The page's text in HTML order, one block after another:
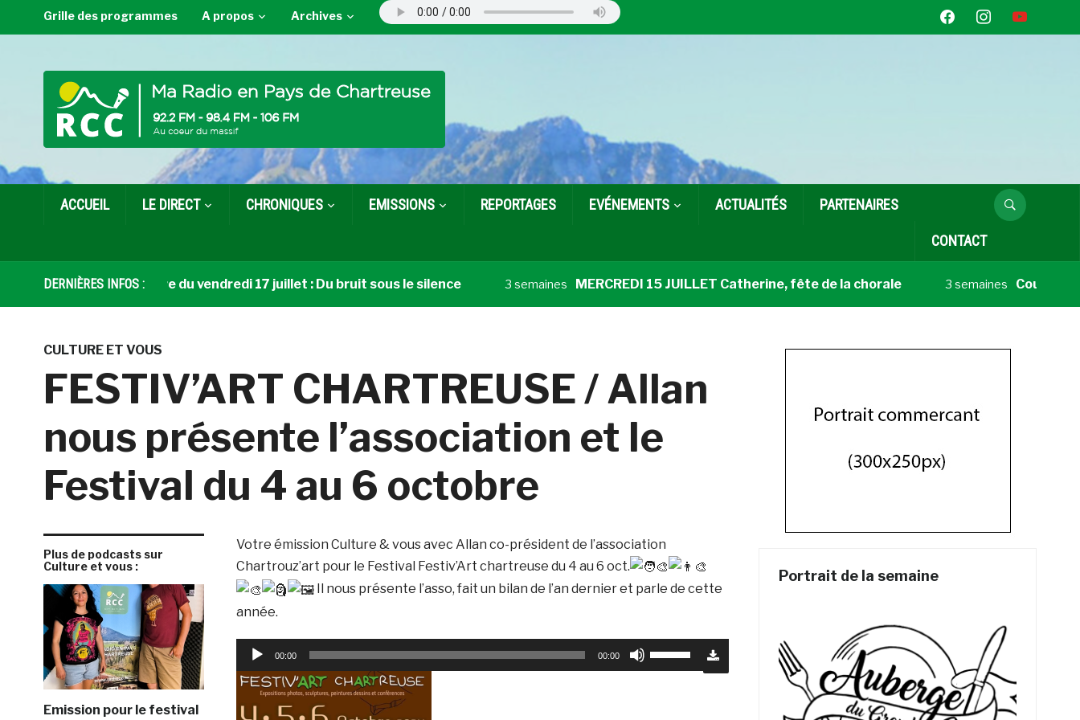
facebookinstagramyoutube
Grille des programmes A propos Archives
ACCUEIL LE DIRECT CHRONIQUES EMISSIONS REPORTAGES EVÉNEMENTS ACTUALITÉS PARTENAIRES
CONTACT
DERNIÈRES INFOS :
Coup de cœur livre du vendredi 17 juillet : Du bruit sous le silence 3 semaines MERCREDI 15 JUILLET Catherine, fête de la chorale 3 semaines Coup de
CULTURE ET VOUS
FESTIV’ART CHARTREUSE / Allan
nous présente l’association et le
Festival du 4 au 6 octobre
Plus de podcasts sur
Culture et vous :
Emission pour le festival
Votre émission Culture & vous avec Allan co-président de l’association
Chartrouz’art pour le Festival Festiv’Art chartreuse du 4 au 6 oct.
Il nous présente l’asso, fait un bilan de l’an dernier et parle de cette
année.
Lecteur
audio
00:00 00:00
Utilisez
les
Portrait de la semaine